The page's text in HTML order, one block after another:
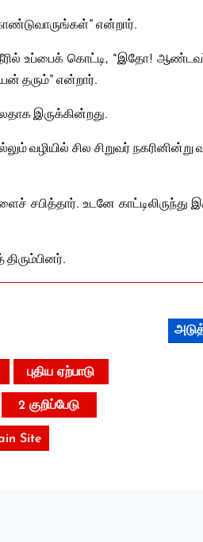
என்றார்.
உப்பைக் கொட்டி, “இதோ! ஆண்டவர்
தரும்” என்றார்.
இருக்கின்றது.
வழியில் சில சிறுவர்
சபித்தார். உடனே காட்டிலிருந்து
புதிய ஏற்பாடு
2 குறிப்பேடு
Site